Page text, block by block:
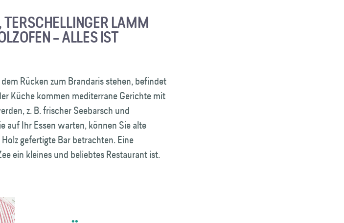
TERSCHELLINGER LAMM
– ALLES IST
Rücken zum Brandaris stehen, befindet
Küche kommen mediterrane Gerichte mit
z. B. frischer Seebarsch und
auf Ihr Essen warten, können Sie alte
gefertigte Bar betrachten. Eine
ein kleines und beliebtes Restaurant ist.